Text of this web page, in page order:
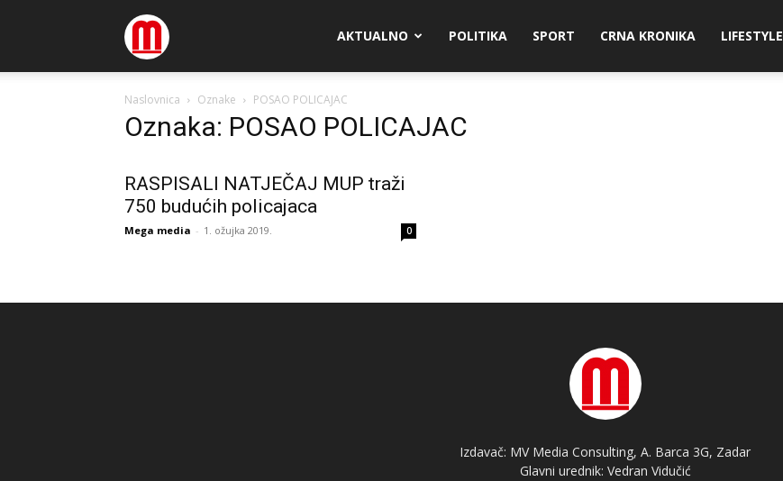
Megamedia AKTUALNO POLITIKA SPORT CRNA KRONIKA LIFESTYLE
Naslovnica Oznake POSAO POLICAJAC
Oznaka: POSAO POLICAJAC
RASPISALI NATJEČAJ MUP traži
750 budućih policajaca
Mega media - 1. ožujka 2019. 0
Izdavač: MV Media Consulting, A. Barca 3G, Zadar
Glavni urednik: Vedran Vidučić